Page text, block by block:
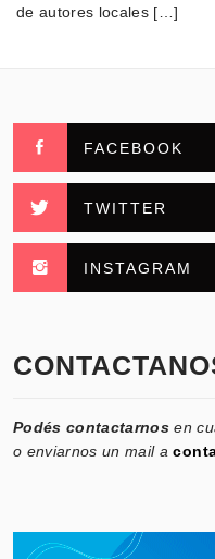
de autores locales […]
FACEBOOK
TWITTER
INSTAGRAM
Podés contactarnos en
o enviarnos un mail a